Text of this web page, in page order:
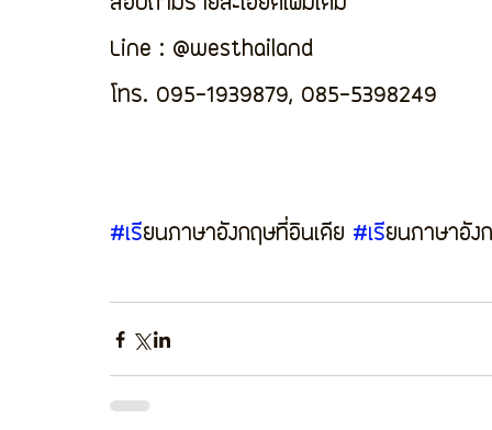
Line : @westhailand
โทร. 095-1939879, 085-5398249
#เรียนภาษาอังกฤษที่อินเดีย #เรยนภาษาอั